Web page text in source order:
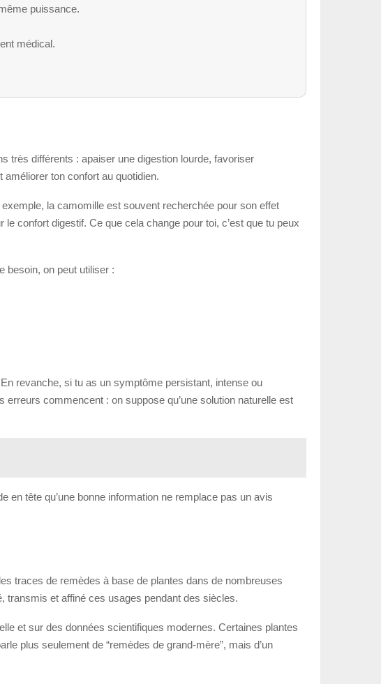
puissance.
médical.
très différents : apaiser une digestion lourde, favoriser
améliorer ton confort au quotidien.
la camomille est souvent recherchée pour son effet
confort digestif. Ce que cela change pour toi, c’est que tu peux
besoin, on peut utiliser :
revanche, si tu as un symptôme persistant, intense ou
commencent : on suppose qu’une solution naturelle est
en tête qu’une bonne information ne remplace pas un avis
traces de remèdes à base de plantes dans de nombreuses
transmis et affiné ces usages pendant des siècles.
et sur des données scientifiques modernes. Certaines plantes
plus seulement de “remèdes de grand-mère”, mais d’un